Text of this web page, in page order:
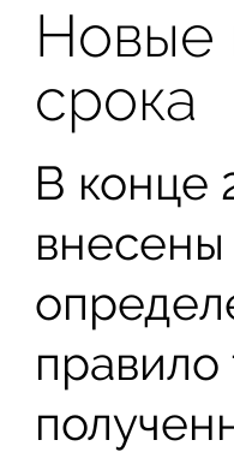
Новые
срока
В конце
правило